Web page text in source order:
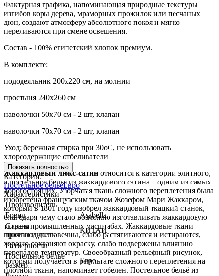
Фактурная графика, напоминающая природные текстуры
изгибов коры дерева, мраморных прожилок или песчаных
дюн, создают атмосферу абсолютного покоя и мягко
переливаются при смене освещения.
Состав - 100% египетский хлопок премиум.
В комплекте:
пододеяльник 200х220 см, на молнии
простыня 240х260 см
наволочки 50х70 см - 2 шт, клапан
наволочки 70х70 см - 2 шт, клапан
Уход: бережная стирка при 30оС, не использовать
хлорсодержащие отбеливатели.
Жаккардовый люкс-сатин относится к категории элитного,
а постельное бельё из жаккардового сатина – одним из самых
дорогостоящих. Узорчатая ткань сложного переплетения была
изобретена французским ткачом Жозефом Мари Жаккаром,
который в 1801 году изобрел жаккардовый ткацкий станок,
благодаря чему стало возможно изготавливать жаккардовую
ткань в промышленных масштабах. Жаккардовые ткани
прочны и долговечны, слабо растягиваются и истираются,
хорошо сохраняют окраску, слабо подвержены влиянию
перепадов температур. Своеобразный рельефный рисунок,
который получается в результате сложного переплетения на
плотной ткани, напоминает гобелен. Постельное бельё из
Показать полностью
Категории:
Постельное бельеЕвро
Характеристики
Производитель
Бренд
Asabella
Страна
производитель
КИТАЙ
Размерность
Постельное белье
размер
Евро